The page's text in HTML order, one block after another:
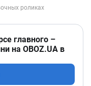
главного –
на OBOZ.UA в